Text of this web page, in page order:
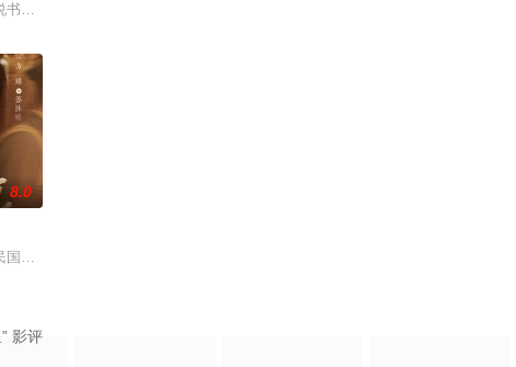
休的对立绝
班子，偶遇“白天人住屋，晚上鬼占房”的阴阳宅，江淮被掳走配“阴婚”。他与女
诸人共
科三元及第入翰林院的奇女子。十年前的她被他从
8.0
国少夫人苏沐晚，醒来，却是丈夫枪口相对、父母冤案、连环下毒……她于绝境
影评